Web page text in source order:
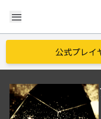
menu
公式プレイ